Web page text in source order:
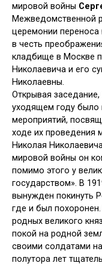
мировой войны
Межведомственной
церемонии переноса
в честь
кладбище в Москве
Николаевича и его
Николаевны.
Открывая заседание,
уходящем году было
мероприятий,
ходе их проведения
Николая
мировой войны он
помимо этого у
государством». В
вынужден покинуть
где и был
родных великого
покой на родной
своими солдатами
полутора лет